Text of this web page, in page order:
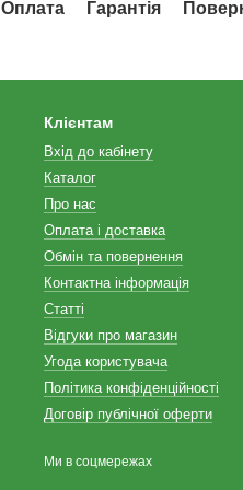
Оплата Гарантія
Клієнтам
Вхід до кабінету
Каталог
Про нас
Оплата і доставка
Обмін та повернення
Контактна інформація
Статті
Відгуки про магазин
Угода користувача
Політика конфіденційності
Договір публічної оферти
Ми в соцмережах